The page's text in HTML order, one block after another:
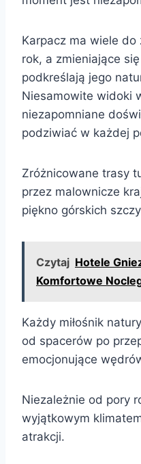
Karpacz ma wiele do
rok, a zmieniające
podkreślają jego
Niesamowite widoki
niezapomniane
podziwiać w każdej
Zróżnicowane trasy
przez malownicze
piękno górskich
Czytaj Hotele
Komfortowe
Każdy miłośnik
od spacerów po
emocjonujące
Niezależnie od pory
wyjątkowym
atrakcji.